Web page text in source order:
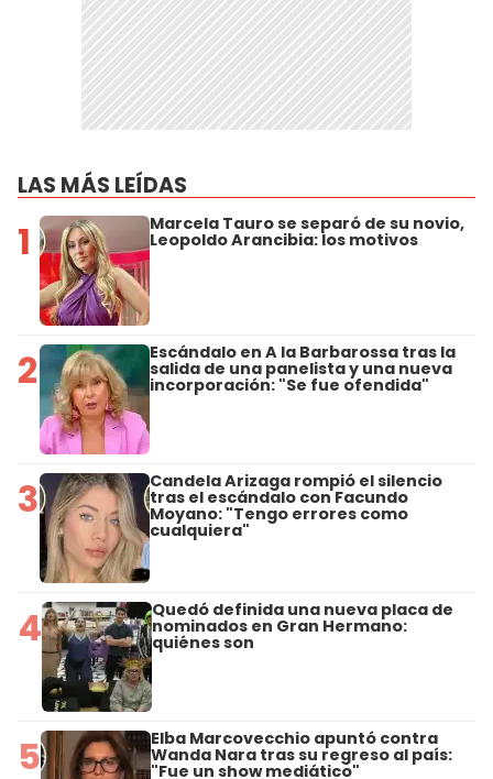
LAS MÁS LEÍDAS
1 Marcela Tauro se separó de su novio,
Leopoldo Arancibia: los motivos
2 Escándalo en A la Barbarossa tras la
salida de una panelista y una nueva
incorporación: "Se fue ofendida"
3 Candela Arizaga rompió el silencio
tras el escándalo con Facundo
Moyano: "Tengo errores como
cualquiera"
4 Quedó definida una nueva placa de
nominados en Gran Hermano:
quiénes son
5 Elba Marcovecchio apuntó contra
Wanda Nara tras su regreso al país:
"Fue un show mediático"